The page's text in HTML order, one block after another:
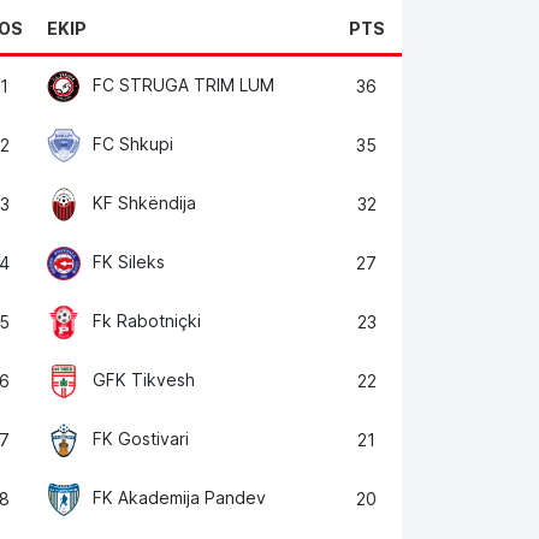
EKIP PTS
1 FC STRUGA TRIM LUM 36
2 FC Shkupi 35
3 KF Shkëndija 32
4 FK Sileks 27
5 Fk Rabotniçki 23
6 GFK Tikvesh 22
7 FK Gostivari 21
8 FK Akademija Pandev 20